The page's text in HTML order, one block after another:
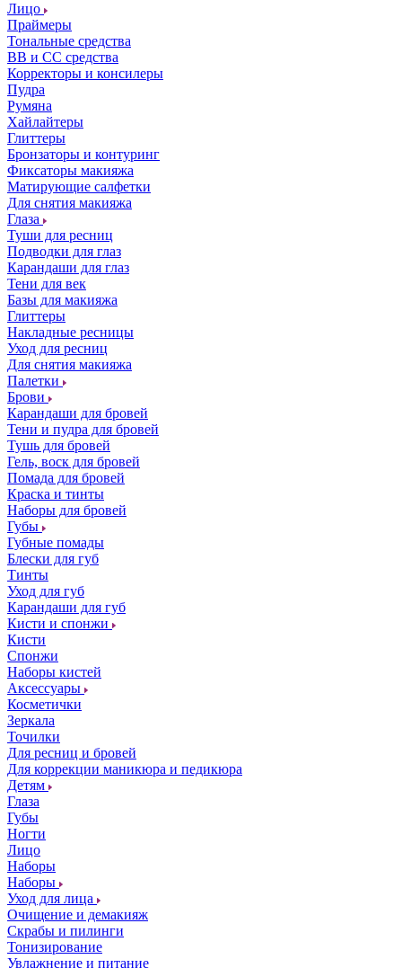
Лицо
Праймеры
Тональные средства
ВВ и СС средства
Корректоры и консилеры
Пудра
Румяна
Хайлайтеры
Глиттеры
Бронзаторы и контуринг
Фиксаторы макияжа
Матирующие салфетки
Для снятия макияжа
Глаза
Туши для ресниц
Подводки для глаз
Карандаши для глаз
Тени для век
Базы для макияжа
Глиттеры
Накладные ресницы
Уход для ресниц
Для снятия макияжа
Палетки
Брови
Карандаши для бровей
Тени и пудра для бровей
Тушь для бровей
Гель, воск для бровей
Помада для бровей
Краска и тинты
Наборы для бровей
Губы
Губные помады
Блески для губ
Тинты
Уход для губ
Карандаши для губ
Кисти и спонжи
Кисти
Спонжи
Наборы кистей
Аксессуары
Косметички
Зеркала
Точилки
Для ресниц и бровей
Для коррекции маникюра и педикюра
Детям
Глаза
Губы
Ногти
Лицо
Наборы
Наборы
Уход для лица
Очищение и демакияж
Скрабы и пилинги
Тонизирование
Увлажнение и питание